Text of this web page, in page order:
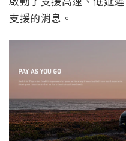
支援的消息。